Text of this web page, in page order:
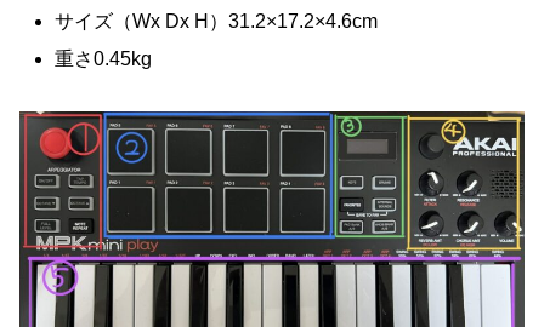
サイズ（Wx Dx H）31.2×17.2×4.6cm
重さ0.45kg